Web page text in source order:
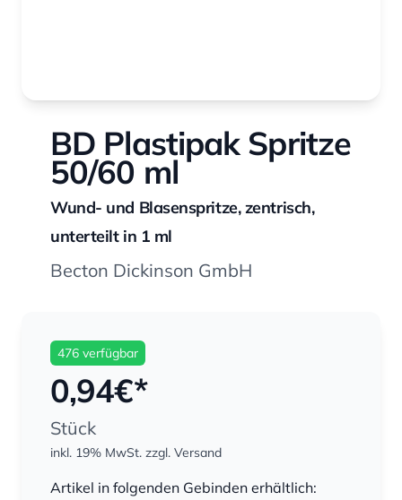
BD Plastipak Spritze
50/60 ml
Wund- und Blasenspritze, zentrisch,
unterteilt in 1 ml
Becton Dickinson GmbH
476 verfügbar
0,94€*
Stück
inkl. 19% MwSt. zzgl. Versand
Artikel in folgenden Gebinden erhältlich: